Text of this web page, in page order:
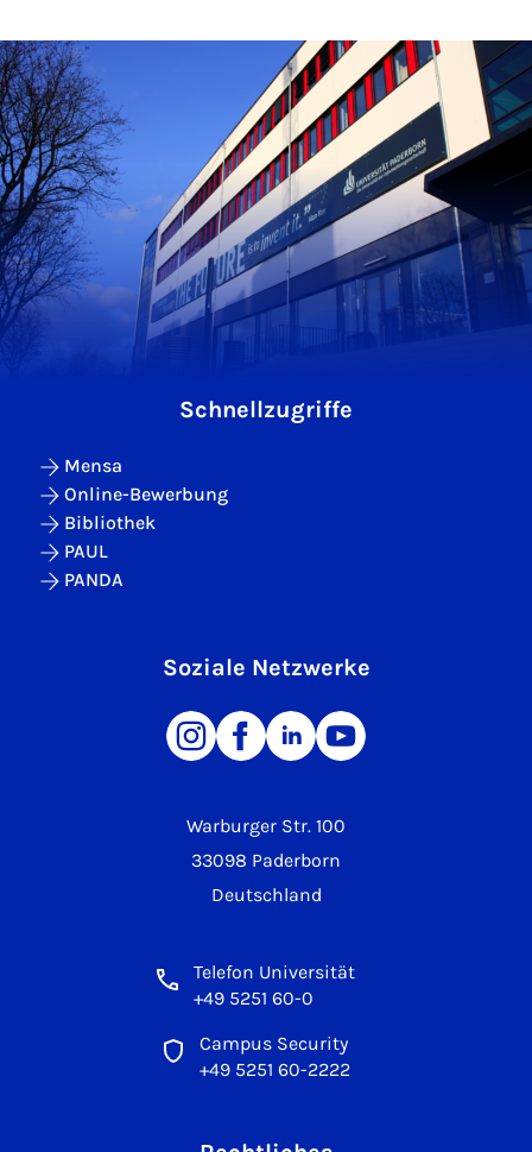
Warburger Str. 100
33098 Paderborn
Deutschland
Telefon Universität
+49 5251 60-0
Campus Security
+49 5251 60-2222
Schnellzugriffe
Mensa
Online-Bewerbung
Bibliothek
PAUL
PANDA
Soziale Netzwerke